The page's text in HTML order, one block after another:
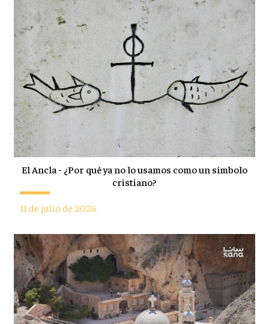
El Ancla - ¿Por qué ya no lo usamos como un símbolo
cristiano?
11 de julio de 2026